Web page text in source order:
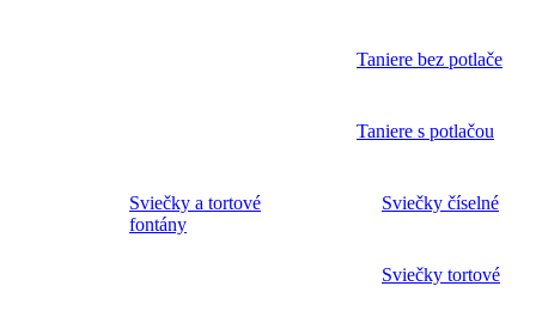
Taniere bez potlače
Taniere s potlačou
Sviečky a tortové
fontány
Sviečky číselné
Sviečky tortové